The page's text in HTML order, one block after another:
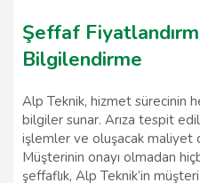
Şeffaf
Bilgilendirme
Alp Teknik, hizmet sürecinin
bilgiler sunar. Arıza tespit
işlemler ve oluşacak maliyet
Müşterinin onayı olmadan
şeffaflık, Alp Teknik’in